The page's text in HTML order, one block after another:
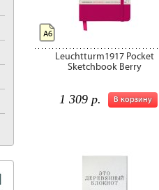
Leuchtturm1917 Pocket
Sketchbook Berry
В корзину
1 309 р.
А6